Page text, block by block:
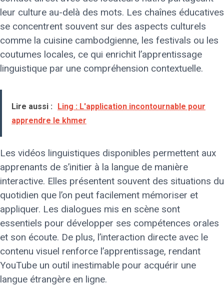
leur culture au-delà des mots. Les chaînes éducatives
se concentrent souvent sur des aspects culturels
comme la cuisine cambodgienne, les festivals ou les
coutumes locales, ce qui enrichit l’apprentissage
linguistique par une compréhension contextuelle.
Lire aussi :
Ling : L'application incontournable pour
apprendre le khmer
Les vidéos linguistiques disponibles permettent aux
apprenants de s’initier à la langue de manière
interactive. Elles présentent souvent des situations du
quotidien que l’on peut facilement mémoriser et
appliquer. Les dialogues mis en scène sont
essentiels pour développer ses compétences orales
et son écoute. De plus, l’interaction directe avec le
contenu visuel renforce l’apprentissage, rendant
YouTube un outil inestimable pour acquérir une
langue étrangère en ligne.